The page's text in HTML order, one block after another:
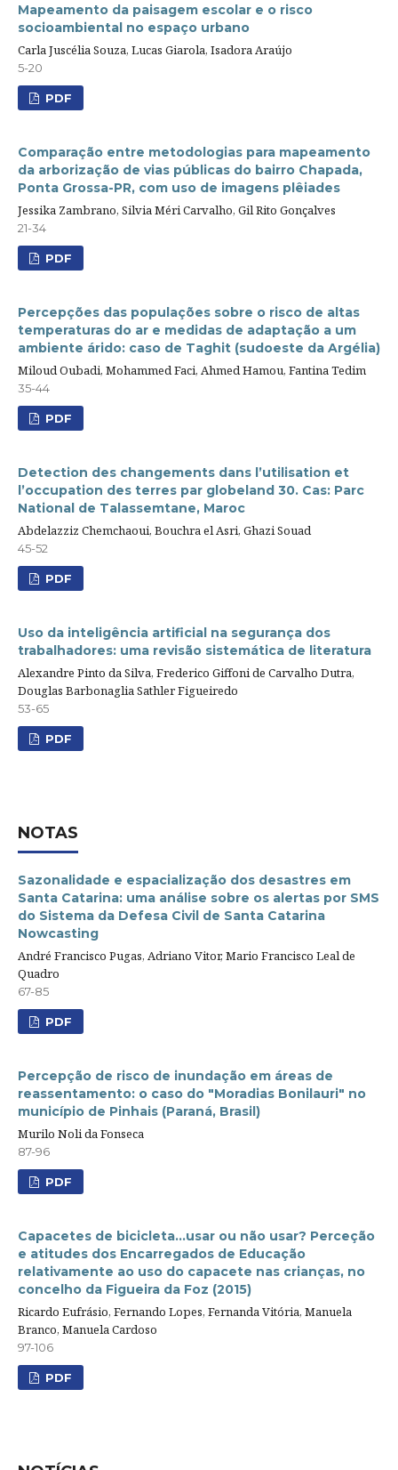
Mapeamento da paisagem escolar e o risco
socioambiental no espaço urbano
Carla Juscélia Souza, Lucas Giarola, Isadora Araújo
5-20
PDF
Comparação entre metodologias para mapeamento
da arborização de vias públicas do bairro Chapada,
Ponta Grossa-PR, com uso de imagens plêiades
Jessika Zambrano, Silvia Méri Carvalho, Gil Rito Gonçalves
21-34
PDF
Percepções das populações sobre o risco de altas
temperaturas do ar e medidas de adaptação a um
ambiente árido: caso de Taghit (sudoeste da Argélia)
Miloud Oubadi, Mohammed Faci, Ahmed Hamou, Fantina Tedim
35-44
PDF
Detection des changements dans l’utilisation et
l’occupation des terres par globeland 30. Cas: Parc
National de Talassemtane, Maroc
Abdelazziz Chemchaoui, Bouchra el Asri, Ghazi Souad
45-52
PDF
Uso da inteligência artificial na segurança dos
trabalhadores: uma revisão sistemática de literatura
Alexandre Pinto da Silva, Frederico Giffoni de Carvalho Dutra,
Douglas Barbonaglia Sathler Figueiredo
53-65
PDF
NOTAS
Sazonalidade e espacialização dos desastres em
Santa Catarina: uma análise sobre os alertas por SMS
do Sistema da Defesa Civil de Santa Catarina
Nowcasting
André Francisco Pugas, Adriano Vitor, Mario Francisco Leal de
Quadro
67-85
PDF
Percepção de risco de inundação em áreas de
reassentamento: o caso do "Moradias Bonilauri" no
município de Pinhais (Paraná, Brasil)
Murilo Noli da Fonseca
87-96
PDF
Capacetes de bicicleta...usar ou não usar? Perceção
e atitudes dos Encarregados de Educação
relativamente ao uso do capacete nas crianças, no
concelho da Figueira da Foz (2015)
Ricardo Eufrásio, Fernando Lopes, Fernanda Vitória, Manuela
Branco, Manuela Cardoso
97-106
PDF